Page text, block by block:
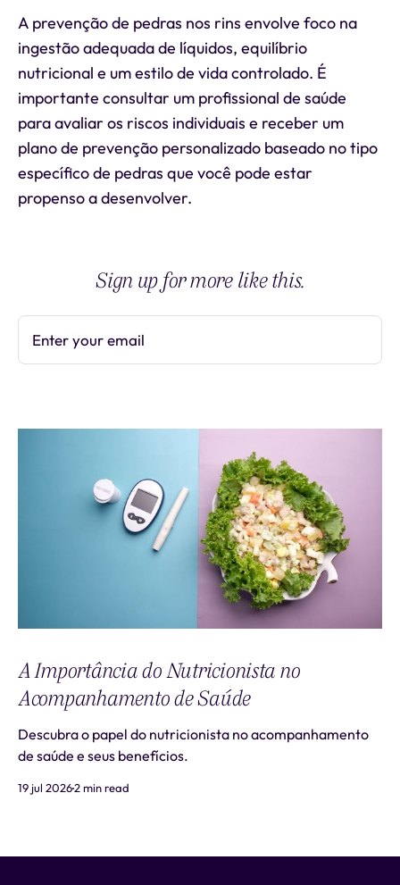
A prevenção de pedras nos rins envolve foco na
ingestão adequada de líquidos, equilíbrio
nutricional e um estilo de vida controlado. É
importante consultar um profissional de saúde
para avaliar os riscos individuais e receber um
plano de prevenção personalizado baseado no tipo
específico de pedras que você pode estar
propenso a desenvolver.
Sign up for more like this.
Enter your email
A Importância do Nutricionista no
Acompanhamento de Saúde
Descubra o papel do nutricionista no acompanhamento
de saúde e seus benefícios.
19 jul 20262 min read